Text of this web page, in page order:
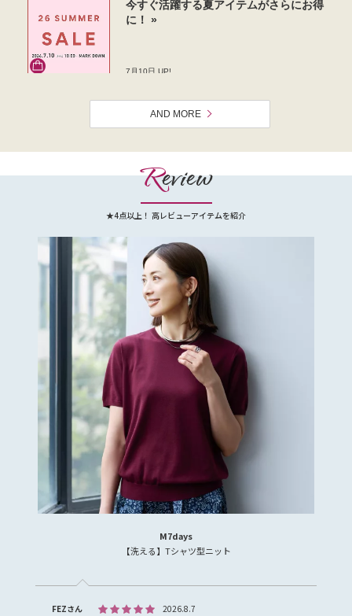
AND MORE
Review
★4点以上！ 高レビューアイテムを紹介
M7days
【洗える】Tシャツ型ニット
FEZさん 2026.8.7